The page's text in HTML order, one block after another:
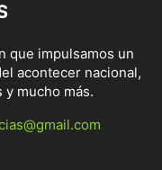
que impulsamos un
acontecer nacional,
mucho más.